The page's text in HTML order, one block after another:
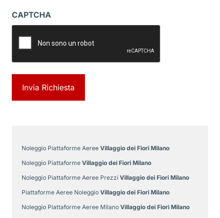
CAPTCHA
Noleggio Piattaforme Aeree Villaggio dei Fiori Milano
Noleggio Piattaforme Villaggio dei Fiori Milano
Noleggio Piattaforme Aeree Prezzi Villaggio dei Fiori Milano
Piattaforme Aeree Noleggio Villaggio dei Fiori Milano
Noleggio Piattaforme Aeree Milano Villaggio dei Fiori Milano